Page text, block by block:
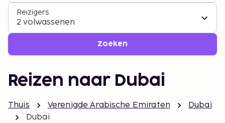
Reizigers
2 volwassenen
Zoeken
Reizen naar Dubai
Thuis Verenigde Arabische Emiraten
Dubai
Dubai